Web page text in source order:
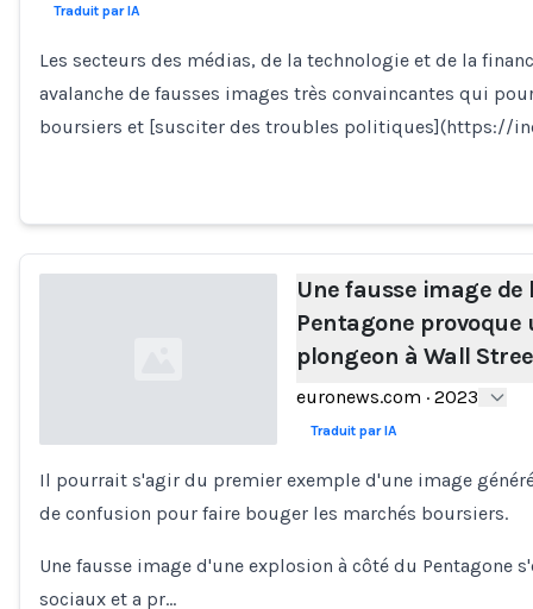
Traduit par IA
Les secteurs des médias, de la technologie et de la
avalanche de fausses images très convaincantes qui
boursiers et [susciter des troubles politiques](https://
Loading...
Une fausse image de
Pentagone provoque
plongeon à Wall
euronews.com · 2023
Traduit par IA
Il pourrait s'agir du premier exemple d'une image
de confusion pour faire bouger les marchés boursiers.
Une fausse image d'une explosion à côté du Pentagone
sociaux et a pr…